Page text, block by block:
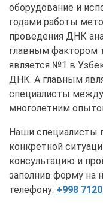
оборудование и
годами работы
проведения ДНК
главным фактором
является №1 в
ДНК. А главным
специалисты
многолетним
Наши специалисты
конкретной
консультацию и
заполнив форму на
телефону: +998